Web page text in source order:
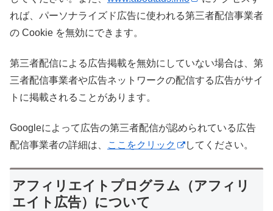
れば、パーソナライズド広告に使われる第三者配信事業者
の Cookie を無効にできます。
第三者配信による広告掲載を無効にしていない場合は、第
三者配信事業者や広告ネットワークの配信する広告がサイ
トに掲載されることがあります。
Googleによって広告の第三者配信が認められている広告
配信事業者の詳細は、
ここをクリック してください。
アフィリエイトプログラム（アフィリ
エイト広告）について